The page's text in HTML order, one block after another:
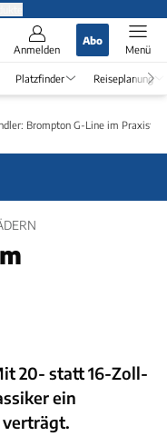
Anmelden
Abo
Menü
Platzfinder Reiseplanung
Brompton G-Line im Praxistest
20- statt 16-Zoll-
ein
verträgt.